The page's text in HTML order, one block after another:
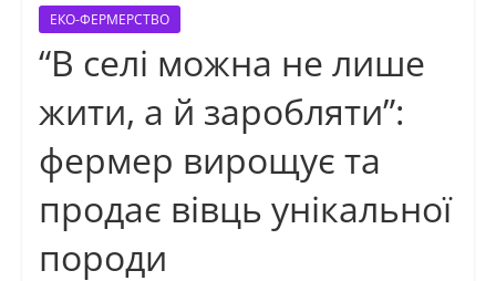
ЕКО-ФЕРМЕРСТВО
“В селі можна не лише
жити, а й заробляти”:
фермер вирощує та
продає вівць унікальної
породи